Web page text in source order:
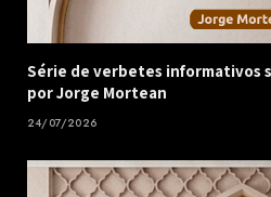
Série de verbetes informativos
por Jorge Mortean
24/07/2026